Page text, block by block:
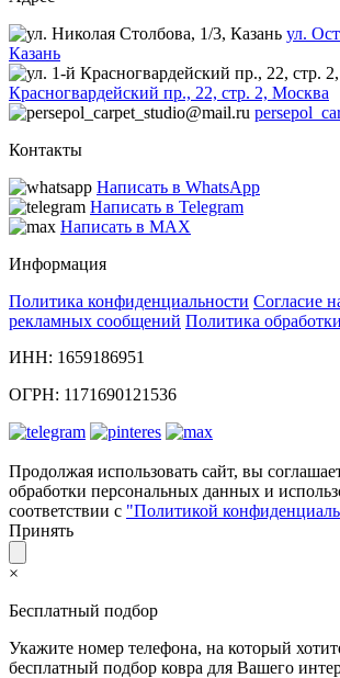
ул.
Казань
Красногвардейский пр., 22, стр. 2, Москва
Контакты
Написать в WhatsApp
Написать в Telegram
Написать в MAX
Информация
Политика конфиденциальности Согласие
рекламных сообщений Политика
ИНН: 1659186951
ОГРН: 1171690121536
Продолжая использовать сайт, вы
обработки персональных данных и
соответствии с "Политикой
Принять
×
Бесплатный подбор
Укажите номер телефона, на который
бесплатный подбор ковра для Вашего